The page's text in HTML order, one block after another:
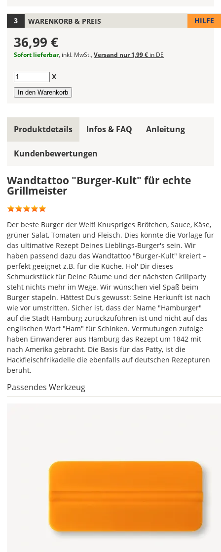
Bei
mehrfarbigen
kannst
Du
Farben
frei
kombinieren.
Du
die
Farbe,
wird
mehrfarbiges
Wandtattoo
einfarbig.
Mit
einem
Klick
auf
das
Farbvorschau-
Bild,
öffnet
sich
die
Farbvorschau
entsprechend
Deiner
Farbauswahl.
Wandtattoos
WARENKORB & PREIS HILFE
36,99 €
Sofort lieferbar, inkl. MwSt., Versand nur 1,99 € in DE
Anzahl X
Produktdetails
Wandtattoo "Burger-Kult" für echte
Grillmeister
Passendes Werkzeug
Der beste Burger der Welt! Knuspriges Brötchen, Sauce, Käse,
grüner Salat, Tomaten und Fleisch. Dies könnte die Vorlage für
das ultimative Rezept Deines Lieblings-Burger's sein. Wir
haben passend dazu das Wandtattoo "Burger-Kult" kreiert –
perfekt geeignet z.B. für die Küche. Hol' Dir dieses
Schmuckstück für Deine Räume und der nächsten Grillparty
steht nichts mehr im Wege. Wir wünschen viel Spaß beim
Burger stapeln. Hättest Du's gewusst: Seine Herkunft ist nach
wie vor umstritten. Sicher ist, dass der Name "Hamburger"
auf die Stadt Hamburg zurückzuführen ist und nicht auf das
englischen Wort "Ham" für Schinken. Vermutungen zufolge
haben Einwanderer aus Hamburg das Rezept um 1842 mit
nach Amerika gebracht. Die Basis für das Patty, ist die
Hackfleischfrikadelle die ebenfalls auf deutschen Rezepturen
beruht.
Infos & FAQ Anleitung
Kundenbewertungen